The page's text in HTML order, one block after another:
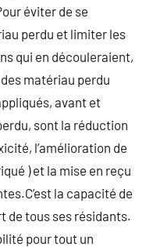
éviter de se
perdu et limiter les
qui en découleraient,
matériau perdu
avant et
sont la réduction
l’amélioration de
) et la mise en reçu
la capacité de
de tous ses résidants.
pour tout un